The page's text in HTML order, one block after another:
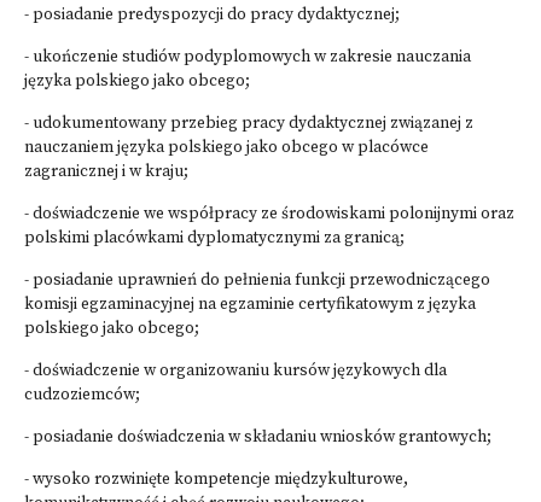
- posiadanie predyspozycji do pracy dydaktycznej;
- ukończenie studiów podyplomowych w zakresie nauczania
języka polskiego jako obcego;
- udokumentowany przebieg pracy dydaktycznej związanej z
nauczaniem języka polskiego jako obcego w placówce
zagranicznej i w kraju;
- doświadczenie we współpracy ze środowiskami polonijnymi oraz
polskimi placówkami dyplomatycznymi za granicą;
- posiadanie uprawnień do pełnienia funkcji przewodniczącego
komisji egzaminacyjnej na egzaminie certyfikatowym z języka
polskiego jako obcego;
- doświadczenie w organizowaniu kursów językowych dla
cudzoziemców;
- posiadanie doświadczenia w składaniu wniosków grantowych;
- wysoko rozwinięte kompetencje międzykulturowe,